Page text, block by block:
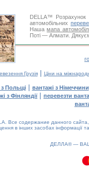
DELLA™ Розрахунок
автомобільних
Нашамапа
Поті — Алмати.
Грузія| Ціни на
з Польщі| вантажі з Німеччини
з Фінляндії| перевезти
Все содержание данного
в інших засобах інформації
ДЕЛЛА® —